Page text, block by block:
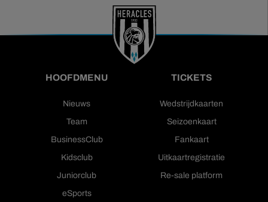
HOOFDMENU
Nieuws
Team
BusinessClub
Kidsclub
Juniorclub
eSports
TICKETS
Wedstrijdkaarten
Seizoenkaart
Fankaart
Uitkaartregistratie
Re-sale platform